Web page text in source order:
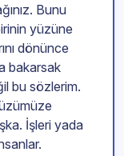
Bunu
yüzüne
dönünce
bakarsak
bu sözlerim.
İşleri yada